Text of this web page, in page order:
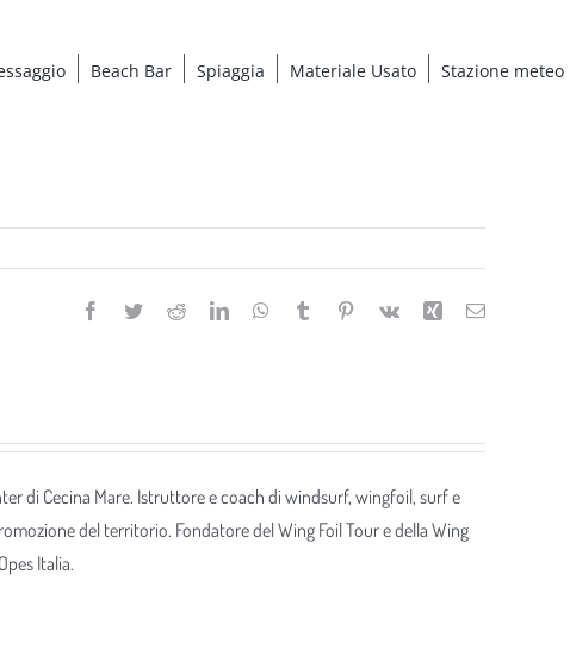
Beach Bar Spiaggia Materiale Usato Stazione meteo
Facebook
TwitterRedditLinkedInWhatsApp
Tumblr Pinterest
Vk Xing Email
di Cecina Mare. Istruttore e coach di windsurf, wingfoil, surf e
del territorio. Fondatore del Wing Foil Tour e della Wing
Italia.